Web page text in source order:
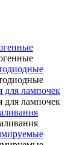
для лампочек
для лампочек